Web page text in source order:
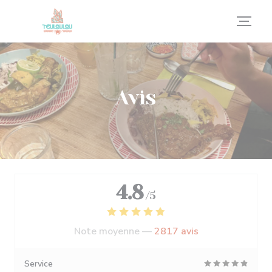
Personnalisation de vos choix en matière de cookies
Avis
4.8 /5
Note moyenne —2817 avis
Service